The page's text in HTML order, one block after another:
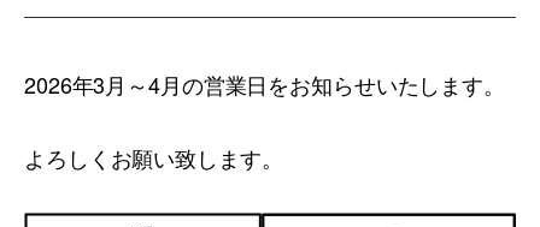
2026年3月～4月の営業日をお知らせいたします。
よろしくお願い致します。